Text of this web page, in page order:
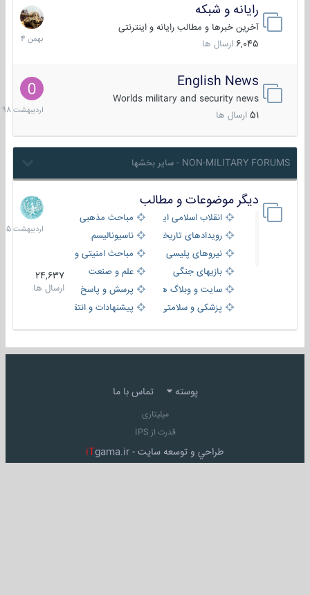
رایانه و شبکه
آخرین خبرها و مطالب رایانه و اینترنتی
6,045 ارسال ها
30
بهمن
1404
English News
Worlds military and security news
51 ارسال ها
10
1398
NON-MILITARY FORUMS - سایر بخشها
دیگر موضوعات و مطالب
انقلاب اسلامی ایران
مباحث مذهبی
رویدادهای تاریخی و مذهبیناسیونالیسم
نیروهای پلیسی
مباحث امنیتی و اطلاعاتی
بازیهای جنگی
علم و صنعت
سایت و وبلاگ ها
پرسش و پاسخ
پزشکی و سلامتی
پیشنهادات و انتقادات
24,637
ارسال ها
8
1405
پوسته تماس با ما
میلیتاری
قدرت از IPS
طراحي و توسعه سايت - iTgama.ir